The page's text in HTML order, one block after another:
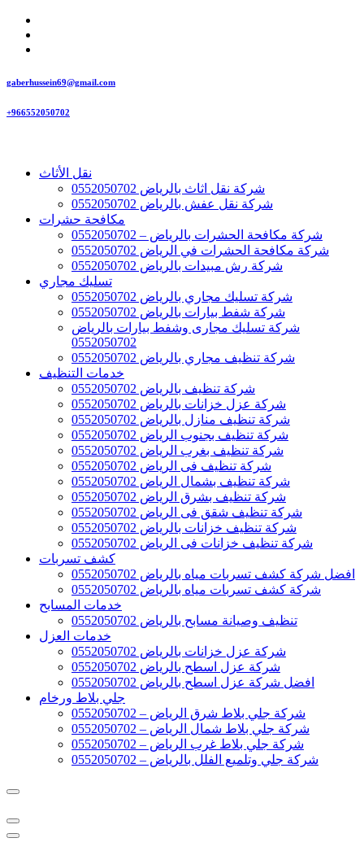
gaberhussein69@gmail.com
+966552050702
نقل الأثاث
شركة نقل اثاث بالرياض 0552050702
شركة نقل عفش بالرياض 0552050702
مكافحة حشرات
شركة مكافحة الحشرات بالرياض – 0552050702
شركة مكافحة الحشرات في الرياض 0552050702
شركة رش مبيدات بالرياض 0552050702
تسليك مجاري
شركة تسليك مجاري بالرياض 0552050702
شركة شفط بيارات بالرياض 0552050702
شركة تسليك مجارى وشفط بيارات بالرياض
0552050702
شركة تنظيف مجاري بالرياض 0552050702
خدمات التنظيف
شركة تنظيف بالرياض 0552050702
شركة عزل خزانات بالرياض 0552050702
شركة تنظيف منازل بالرياض 0552050702
شركة تنظيف بجنوب الرياض 0552050702
شركة تنظيف بغرب الرياض 0552050702
شركة تنظيف فى الرياض 0552050702
شركة تنظيف بشمال الرياض 0552050702
شركة تنظيف بشرق الرياض 0552050702
شركة تنظيف شقق فى الرياض 0552050702
شركة تنظيف خزانات بالرياض 0552050702
شركة تنظيف خزانات فى الرياض 0552050702
كشف تسربات
افضل شركة كشف تسربات مياه بالرياض 0552050702
شركة كشف تسربات مياه بالرياض 0552050702
خدمات المسابح
تنظيف وصيانة مسابح بالرياض 0552050702
خدمات العزل
شركة عزل خزانات بالرياض 0552050702
شركة عزل اسطح بالرياض 0552050702
افضل شركة عزل اسطح بالرياض 0552050702
جلي بلاط ورخام
شركة جلي بلاط شرق الرياض – 0552050702
شركة جلي بلاط شمال الرياض – 0552050702
شركة جلي بلاط غرب الرياض – 0552050702
شركة جلي وتلميع الفلل بالرياض – 0552050702